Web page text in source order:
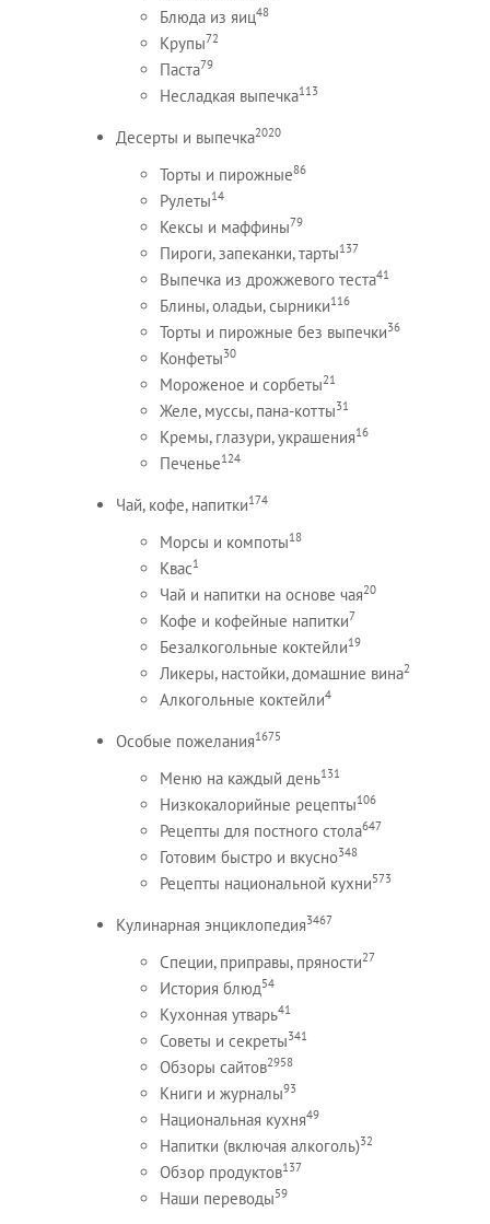
Блюда из яиц48
Крупы72
Паста79
Несладкая выпечка113
Десерты и выпечка2020
Торты и пирожные86
Рулеты14
Кексы и маффины79
Пироги, запеканки, тарты137
Выпечка из дрожжевого теста41
Блины, оладьи, сырники116
Торты и пирожные без выпечки36
Конфеты30
Мороженое и сорбеты21
Желе, муссы, пана-котты31
Кремы, глазури, украшения16
Печенье124
Чай, кофе, напитки174
Морсы и компоты18
Квас1
Чай и напитки на основе чая20
Кофе и кофейные напитки7
Безалкогольные коктейли19
Ликеры, настойки, домашние вина2
Алкогольные коктейли4
Особые пожелания1675
Меню на каждый день131
Низкокалорийные рецепты106
Рецепты для постного стола647
Готовим быстро и вкусно348
Рецепты национальной кухни573
Кулинарная энциклопедия3467
Специи, приправы, пряности27
История блюд54
Кухонная утварь41
Советы и секреты341
Обзоры сайтов2958
Книги и журналы93
Национальная кухня49
Напитки (включая алкоголь)32
Обзор продуктов137
Наши переводы59